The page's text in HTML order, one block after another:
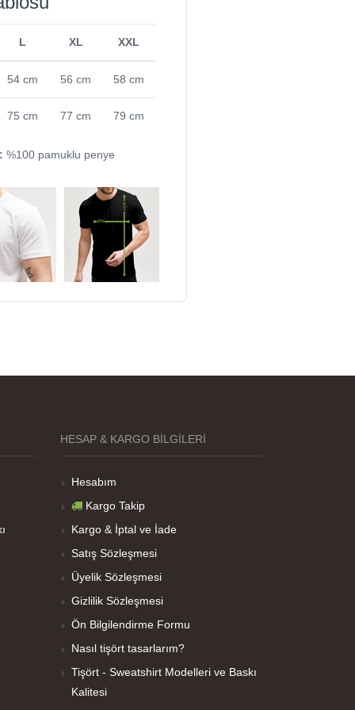
L XL XXL
54 cm 56 cm 58 cm
75 cm 77 cm 79 cm
%100 pamuklu penye
HESAP & KARGO BILGILERI
Hesabım
Kargo Takip
Kargo & İptal ve İade
Satış Sözleşmesi
Üyelik Sözleşmesi
Gizlilik Sözleşmesi
Ön Bilgilendirme Formu
Nasıl tişört tasarlarım?
Tişört - Sweatshirt Modelleri ve Baskı
Kalitesi